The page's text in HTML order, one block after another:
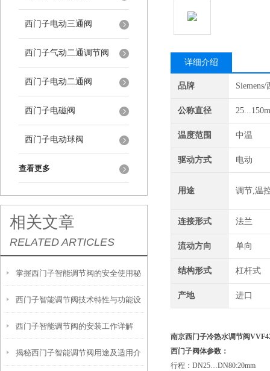
西门子电动三通阀
西门子气动二通调节阀
西门子电动二通阀
西门子电磁阀
西门子电动球阀
查看更多
相关文章
RELATED ARTICLES
掌握西门子智能调节阀的安全使用秘
籍
西门子智能调节阀技术特性与功能设
计解读
西门子智能调节阀的安装工作详解
揭秘西门子智能调节阀用途及适用介
详细介绍
品牌
公称直径
温度范围 中温
驱动方式 电动
用途 调节,温
连接形式 法兰
流动方向 单向
结构形式 杠杆式
产地 进口
南京西门子冷热水调节阀
西门子阀体参数：
行程：DN25…DN80:20mm